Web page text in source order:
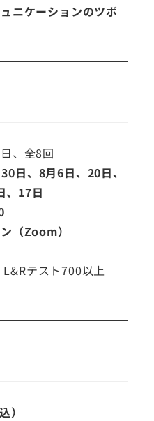
ニケーションのツボ
、全8回
日、8月6日、20日、
、17日
（Zoom）
テスト700以上
）